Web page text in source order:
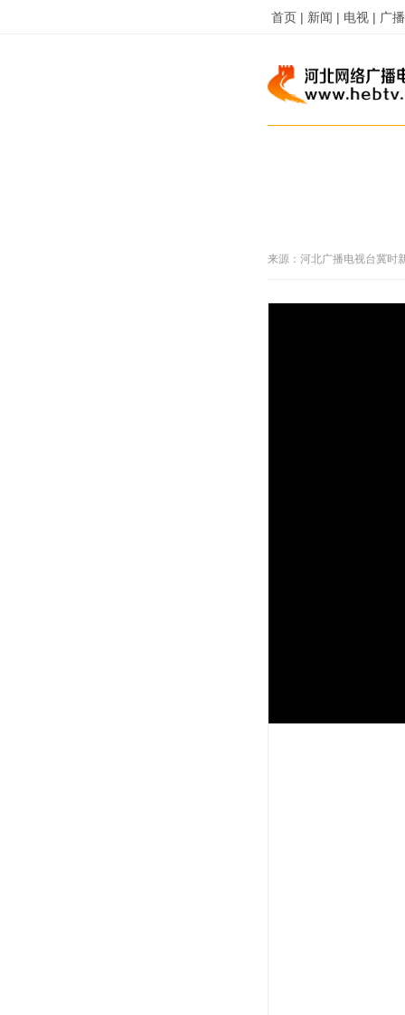
首页 | 新闻 | 电视 | 广
来源： 河北广播电视台冀时